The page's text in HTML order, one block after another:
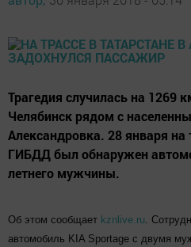
Трагедия случилась на 1269
Челябинск рядом с
Александровка. 28 января на
ГИБДД был обнаружен
летнего мужчины.
Об этом сообщает kznlive.ru.
автомобиль KIA Sportage с двумя